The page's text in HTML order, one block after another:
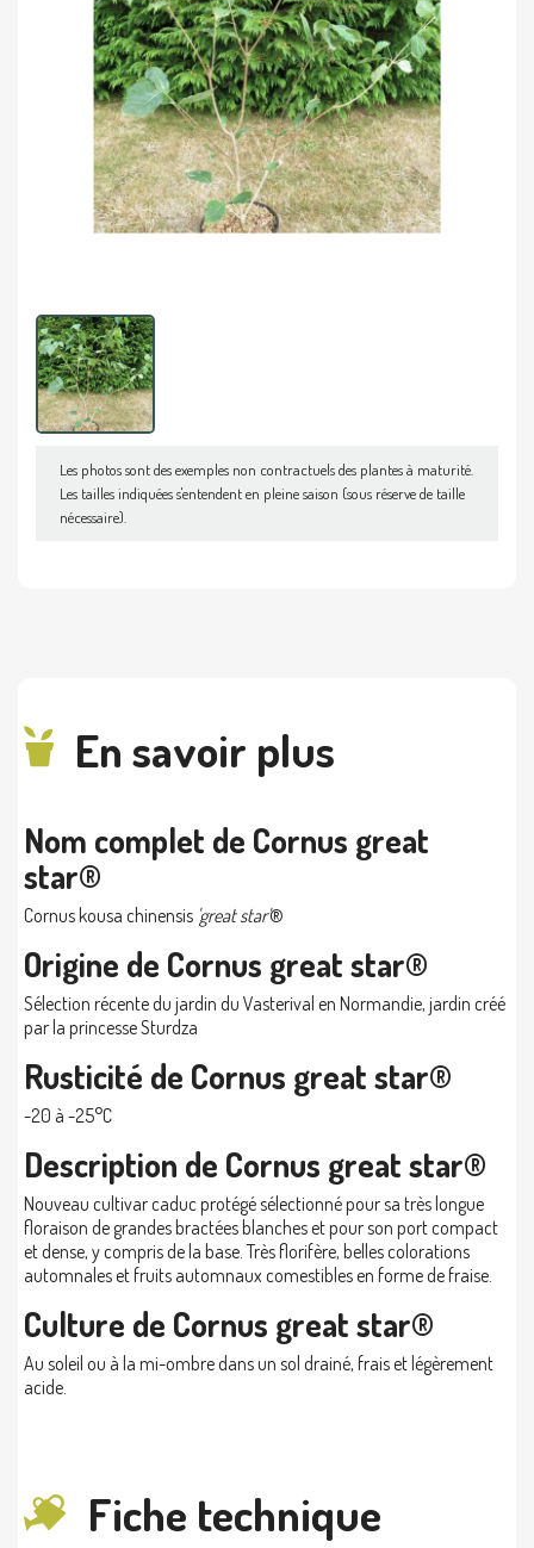
Les photos sont des exemples non contractuels des plantes à maturité.
Les tailles indiquées s'entendent en pleine saison (sous réserve de taille
nécessaire).
En savoir plus
Nom complet de Cornus great
star®
Cornus kousa chinensis 'great star'®
Origine de Cornus great star®
Sélection récente du jardin du Vasterival en Normandie, jardin créé
par la princesse Sturdza
Rusticité de Cornus great star®
-20 à -25°C
Description de Cornus great star®
Nouveau cultivar caduc protégé sélectionné pour sa très longue
floraison de grandes bractées blanches et pour son port compact
et dense, y compris de la base. Très florifère, belles colorations
automnales et fruits automnaux comestibles en forme de fraise.
Culture de Cornus great star®
Au soleil ou à la mi-ombre dans un sol drainé, frais et légèrement
acide.
Fiche technique